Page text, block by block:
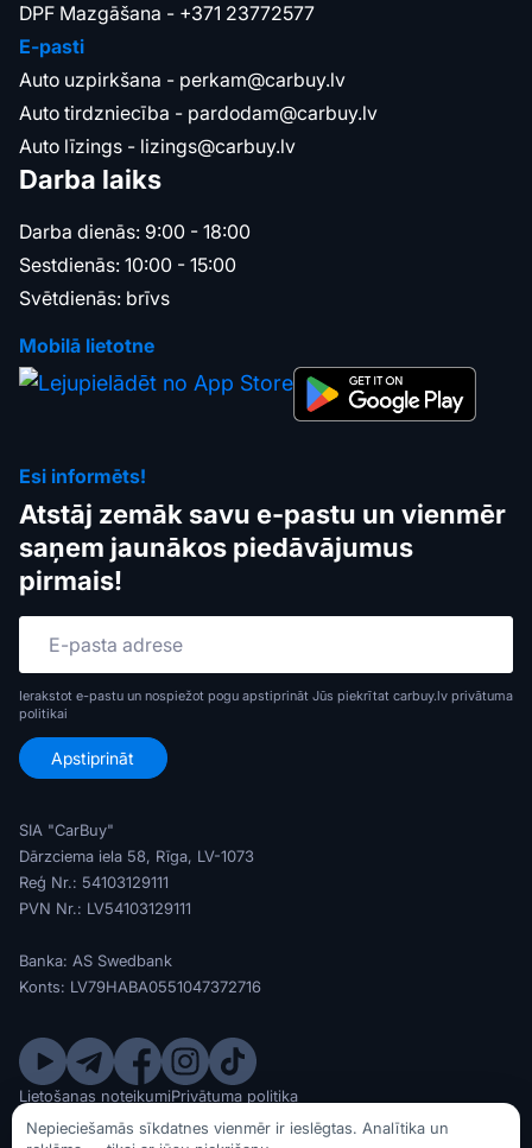
DPF Mazgāšana - +371 23772577
E-pasti
Auto uzpirkšana - perkam@carbuy.lv
Auto tirdzniecība - pardodam@carbuy.lv
Auto līzings - lizings@carbuy.lv
Darba laiks
Darba dienās: 9:00 - 18:00
Sestdienās: 10:00 - 15:00
Svētdienās: brīvs
Mobilā lietotne
Esi informēts!
Atstāj zemāk savu e-pastu un vienmēr
saņem jaunākos piedāvājumus
pirmais!
Ierakstot e-pastu un nospiežot pogu apstiprināt Jūs piekrītat carbuy.lv privātuma
politikai
SIA "CarBuy"
Dārzciema iela 58, Rīga, LV-1073
Reģ Nr.: 54103129111
PVN Nr.: LV54103129111
Banka: AS Swedbank
Konts: LV79HABA0551047372716
© SIA CarBuy 2020 - 2026
Lietošanas noteikumiPrivātuma politika
Nepieciešamās sīkdatnes vienmēr ir ieslēgtas. Analītika un